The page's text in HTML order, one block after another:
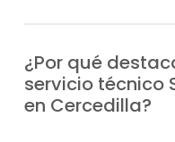
pueden surgir en
eso habilitamos
inmediato en
¿Por qué
servicio técnico
en Cercedilla?